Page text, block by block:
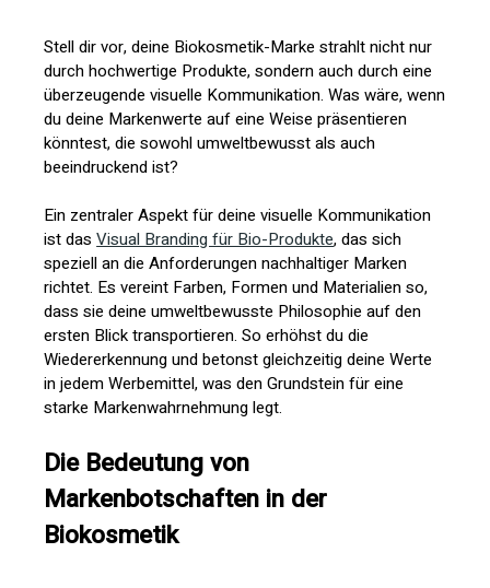
Stell dir vor, deine Biokosmetik-Marke strahlt nicht nur
durch hochwertige Produkte, sondern auch durch eine
überzeugende visuelle Kommunikation. Was wäre, wenn
du deine Markenwerte auf eine Weise präsentieren
könntest, die sowohl umweltbewusst als auch
beeindruckend ist?
Ein zentraler Aspekt für deine visuelle Kommunikation
ist dasVisual Branding für Bio-Produkte, das sich
speziell an die Anforderungen nachhaltiger Marken
richtet. Es vereint Farben, Formen und Materialien so,
dass sie deine umweltbewusste Philosophie auf den
ersten Blick transportieren. So erhöhst du die
Wiedererkennung und betonst gleichzeitig deine Werte
in jedem Werbemittel, was den Grundstein für eine
starke Markenwahrnehmung legt.
Die Bedeutung von
Markenbotschaften in der
Biokosmetik